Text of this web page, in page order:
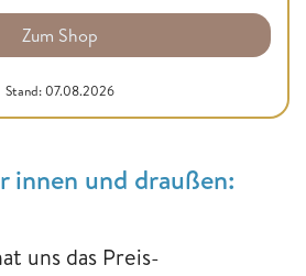
Zum Shop
Stand: 07.08.2026
innen und draußen:
uns das Preis-